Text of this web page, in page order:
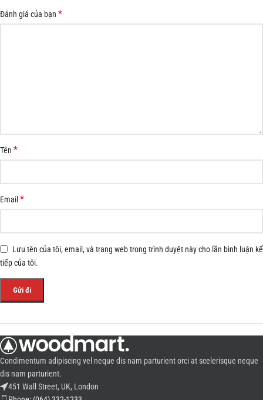
Đánh giá của bạn *
Tên *
Email*
Lưu tên của tôi, email, và trang web trong trình duyệt này cho lần bình luận kế
tiếp của tôi.
Condimentum adipiscing vel neque dis nam parturient orci at scelerisque neque
dis nam parturient.
451 Wall Street, UK, London